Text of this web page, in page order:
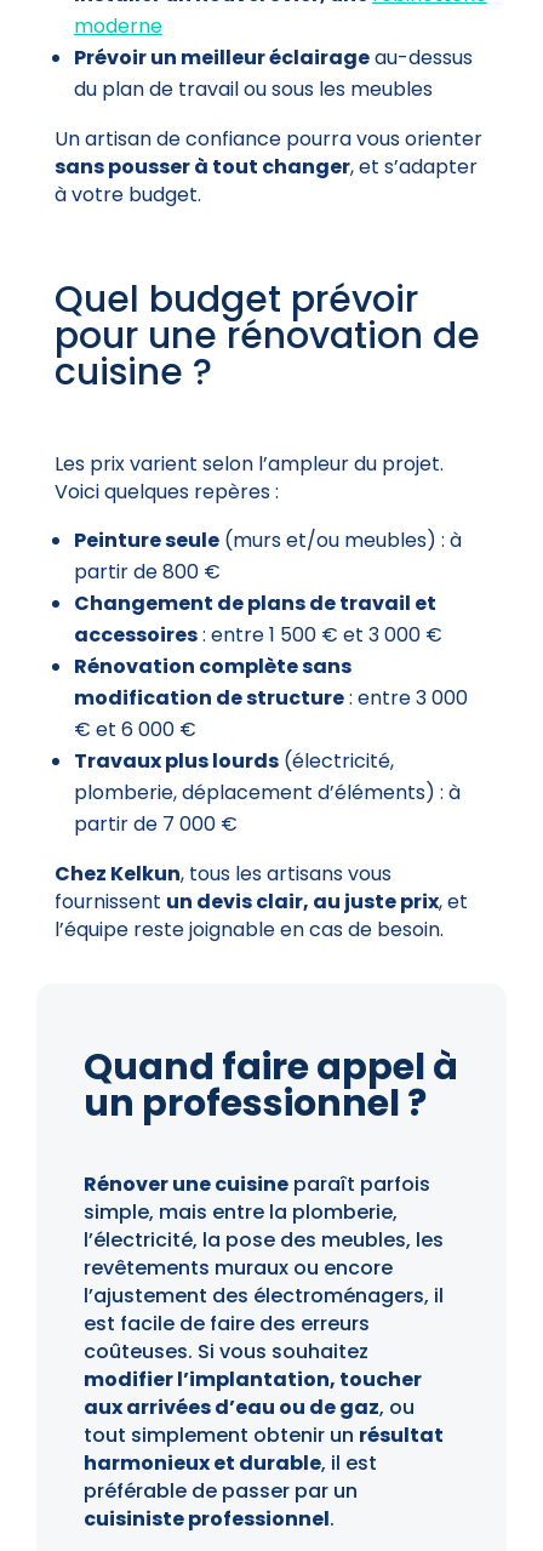
moderne
Prévoir un meilleur éclairageau-dessus
du plan de travail ou sous les meubles
Un artisan de confiance pourra vous orienter
sans pousser à tout changer, et s’adapter
à votre budget.
Quel budget prévoir
pour une rénovation de
cuisine ?
Les prix varient selon l’ampleur du projet.
Voici quelques repères :
Peinture seule(murs et/ou meubles) : à
partir de 800 €
Changement de plans de travail et
accessoires: entre 1 500 € et 3 000 €
Rénovation complète sans
modification de structure: entre 3 000
€ et 6 000 €
Travaux plus lourds(électricité,
plomberie, déplacement d’éléments) : à
partir de 7 000 €
Chez Kelkun, tous les artisans vous
fournissent un devis clair, au juste prix, et
l’équipe reste joignable en cas de besoin.
Quand faire appel à
un professionnel ?
Rénover une cuisineparaît parfois
simple, mais entre la plomberie,
l’électricité, la pose des meubles, les
revêtements muraux ou encore
l’ajustement des électroménagers, il
est facile de faire des erreurs
coûteuses. Si vous souhaitez
modifier l’implantation, toucher
aux arrivées d’eau ou de gaz, ou
tout simplement obtenir un résultat
harmonieux et durable, il est
préférable de passer par un
cuisiniste professionnel.